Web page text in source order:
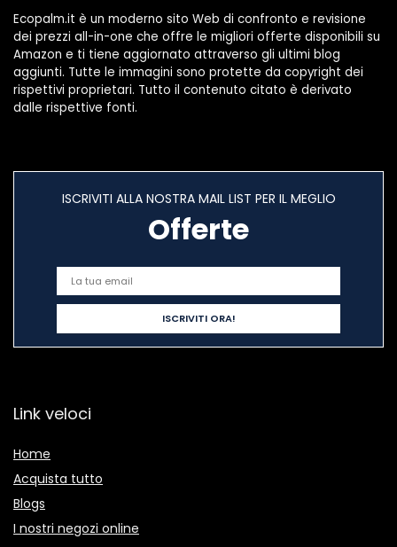
Ecopalm.it è un moderno sito Web di confronto e revisione
dei prezzi all-in-one che offre le migliori offerte disponibili su
Amazon e ti tiene aggiornato attraverso gli ultimi blog
aggiunti. Tutte le immagini sono protette da copyright dei
rispettivi proprietari. Tutto il contenuto citato è derivato
dalle rispettive fonti.
ISCRIVITI ALLA NOSTRA MAIL LIST PER IL MEGLIO
Offerte
Link veloci
Home
Acquista tutto
Blogs
I nostri negozi online